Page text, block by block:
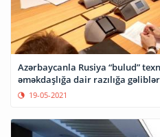
Azərbaycanla Rusiya “bulud”
əməkdaşlığa dair razılığa gəliblər
19-05-2021